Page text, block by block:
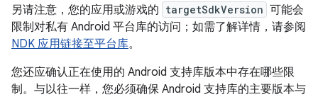
另请注意，您的应用或游戏的 targetSdkVersion 可能会
限制对私有 Android 平台库的访问；如需了解详情，请参阅
NDK 应用链接至平台库。
您还应确认正在使用的 Android 支持库版本中存在哪些限
制。与以往一样，您必须确保 Android 支持库的主要版本与